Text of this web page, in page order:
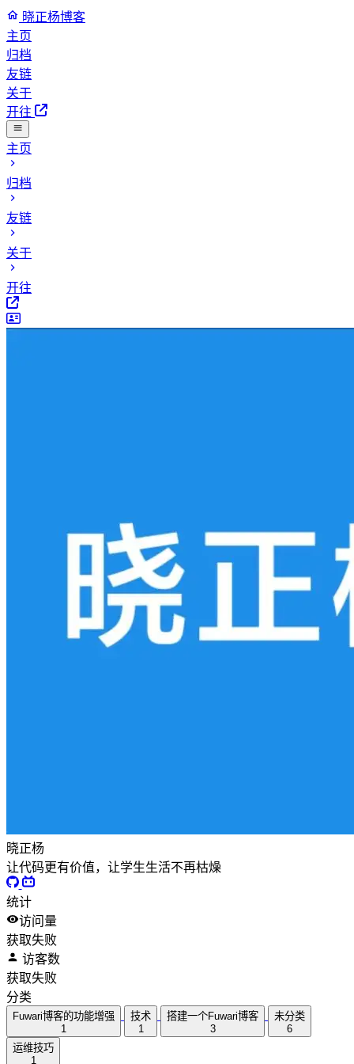
晓正杨博客
主页
归档
友链
关于
开往
主页
归档
友链
关于
开往
晓正杨
让代码更有价值，让学生生活不再枯燥
统计
访问量
获取失败
访客数
获取失败
分类
Fuwari博客的功能增强
1
技术
1
搭建一个Fuwari博客
3
未分类
6
运维技巧
1